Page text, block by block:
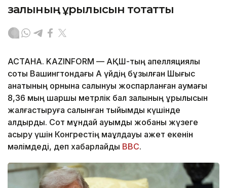
залының құрылысын тоқтатты
АСТАНА. KAZINFORM — АҚШ-тың апелляциялық
соты Вашингтондағы Ақ үйдің бұзылған Шығыс
қанатының орнына салынуы жоспарланған аумағы
8,36 мың шаршы метрлік бал залының құрылысын
жалғастыруға салынған тыйымды күшінде
қалдырды. Сот мұндай ауқымды жобаны жүзеге
асыру үшін Конгрестің мақұлдауы қажет екенін
мәлімдеді, деп хабарлайды BBC.